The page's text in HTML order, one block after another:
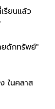
รียนแล้ว
ยดักทรัพย์"
ในคลาส